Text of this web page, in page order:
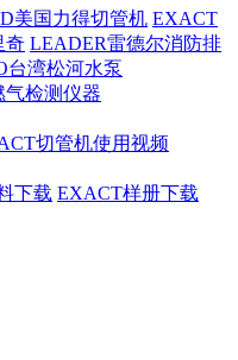
美国力得切管机 EXACT
奇 LEADER雷德尔消防排
台湾松河水泵
气检测仪器
切管机使用视频
下载 EXACT样册下载